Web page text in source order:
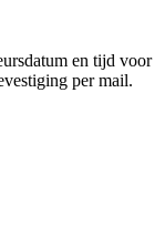
en tijd voor
per mail.